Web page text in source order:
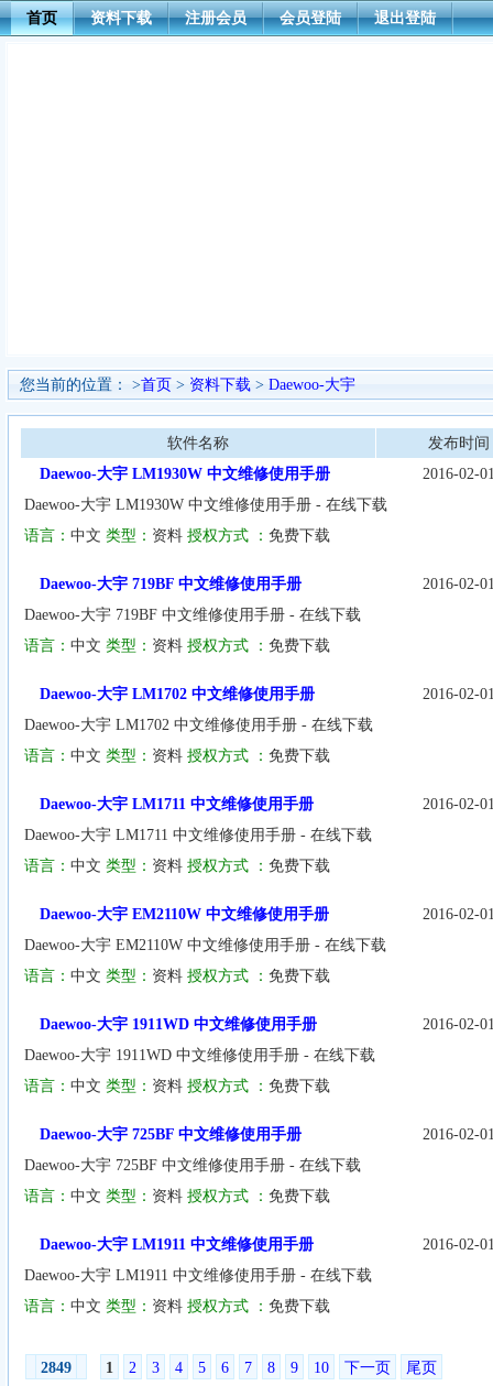
首页 资料下载 注册会员 会员登陆 退出登陆
您当前的位置： >首页 > 资料下载 > Daewoo-大宇
软件名称
发布时间
Daewoo-大宇 LM1930W 中文维修使用手册
2016-02-
Daewoo-大宇 LM1930W 中文维修使用手册 - 在线下载
语言： 中文 类型： 资料 授权方式 ： 免费下载
Daewoo-大宇 719BF 中文维修使用手册
2016-02-
Daewoo-大宇 719BF 中文维修使用手册 - 在线下载
语言： 中文 类型： 资料 授权方式 ： 免费下载
Daewoo-大宇 LM1702 中文维修使用手册
2016-02-
Daewoo-大宇 LM1702 中文维修使用手册 - 在线下载
语言： 中文 类型： 资料 授权方式 ： 免费下载
Daewoo-大宇 LM1711 中文维修使用手册
2016-02-
Daewoo-大宇 LM1711 中文维修使用手册 - 在线下载
语言： 中文 类型： 资料 授权方式 ： 免费下载
Daewoo-大宇 EM2110W 中文维修使用手册
2016-02-
Daewoo-大宇 EM2110W 中文维修使用手册 - 在线下载
语言： 中文 类型： 资料 授权方式 ： 免费下载
Daewoo-大宇 1911WD 中文维修使用手册
2016-02-
Daewoo-大宇 1911WD 中文维修使用手册 - 在线下载
语言： 中文 类型： 资料 授权方式 ： 免费下载
Daewoo-大宇 725BF 中文维修使用手册
2016-02-
Daewoo-大宇 725BF 中文维修使用手册 - 在线下载
语言： 中文 类型： 资料 授权方式 ： 免费下载
Daewoo-大宇 LM1911 中文维修使用手册
2016-02-
Daewoo-大宇 LM1911 中文维修使用手册 - 在线下载
语言： 中文 类型： 资料 授权方式 ： 免费下载
2849 1 2 3 4 5 6 7 8 9 10 下一页 尾页